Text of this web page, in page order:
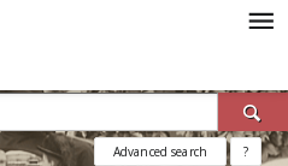
Advanced search ?